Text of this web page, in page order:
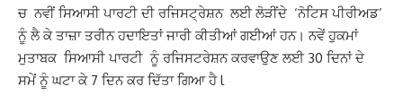
ਚ ਨਵੀਂ ਸਿਆਸੀ ਪਾਰਟੀ ਦੀ ਰਜਿਸਟ੍ਰੇਸ਼ਨ ਲਈ ਲੋੜੀਂਦੇ ‘ਨੋਟਿਸ ਪੀਰੀਅਡ’
ਨੂੰ ਲੈ ਕੇ ਤਾਜ਼ਾ ਤਰੀਨ ਹਦਾਇਤਾਂ ਜਾਰੀ ਕੀਤੀਆਂ ਗਈਆਂ ਹਨ। ਨਵੇਂ ਹੁਕਮਾਂ
ਮੁਤਾਬਕ ਸਿਆਸੀ ਪਾਰਟੀ ਨੂੰ ਰਜਿਸਟਰੇਸ਼ਨ ਕਰਵਾਉਣ ਲਈ 30 ਦਿਨਾਂ ਦੇ
ਸਮੇਂ ਨੂੰ ਘਟਾ ਕੇ 7 ਦਿਨ ਕਰ ਦਿੱਤਾ ਗਿਆ ਹੈ l